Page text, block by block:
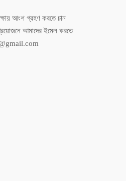
আংশ গ্রহণ করতে চান
আমাদের ইমেল করতে